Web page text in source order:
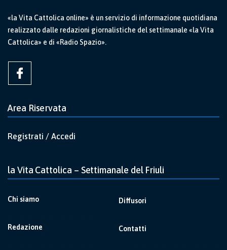
«la Vita Cattolica online» è un servizio di informazione quotidiana
realizzato dalle redazioni giornalistiche del settimanale «la Vita
Cattolica» e di «Radio Spazio».
Area Riservata
Registrati / Accedi
la Vita Cattolica – Settimanale del Friuli
Chi siamo
Redazione
Diffusori
Contatti